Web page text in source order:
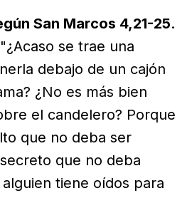
San Marcos 4,21-25.
se trae una
debajo de un cajón
¿No es más bien
el candelero? Porque
que no deba ser
que no deba
alguien tiene oídos para